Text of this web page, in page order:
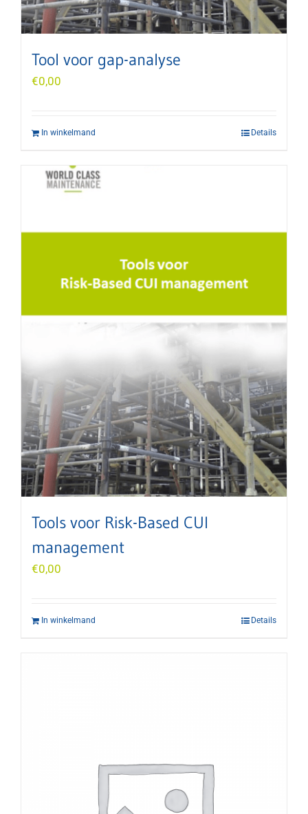
Tool voor gap-analyse
€0,00
In winkelmand Details
Tools voor Risk-Based CUI
management
€0,00
In winkelmand Details